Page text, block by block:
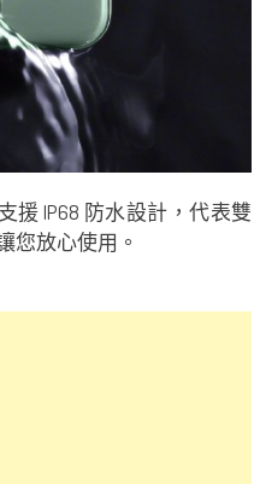
援 IP68 防水設計，代表雙
您放心使用。